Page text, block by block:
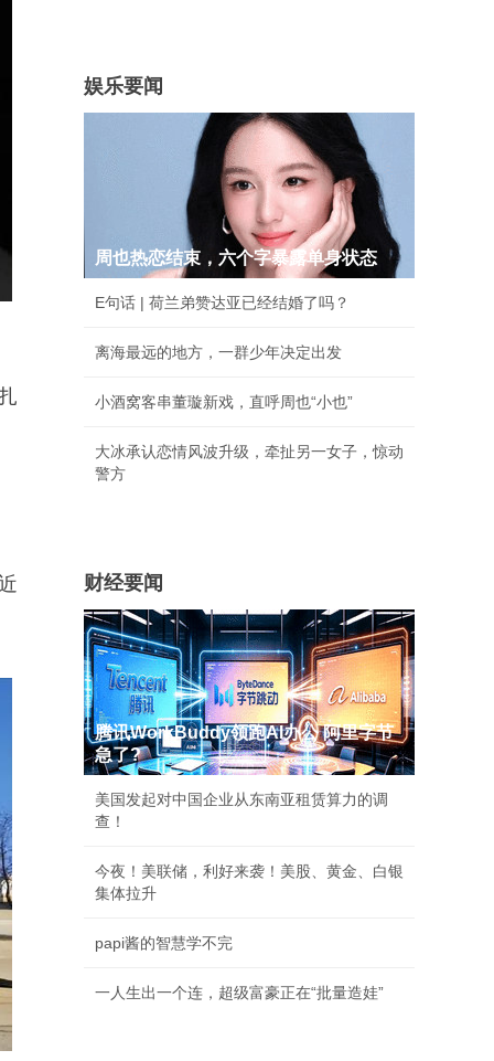
娱乐要闻
周也热恋结束，六个字暴露单身状态
E句话 | 荷兰弟赞达亚已经结婚了吗？
离海最远的地方，一群少年决定出发
小酒窝客串董璇新戏，直呼周也“小也”
大冰承认恋情风波升级，牵扯另一女子，惊动
警方
财经要闻
腾讯WorkBuddy领跑AI办公 阿里字节
急了?
美国发起对中国企业从东南亚租赁算力的调
查！
今夜！美联储，利好来袭！美股、黄金、白银
集体拉升
papi酱的智慧学不完
一人生出一个连，超级富豪正在“批量造娃”